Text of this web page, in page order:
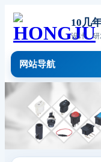
10几
设计、
网站导航